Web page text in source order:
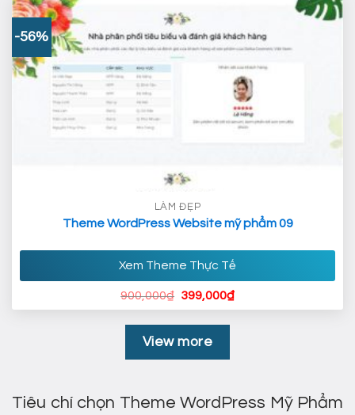
-56%
LÀM ĐẸP
Theme WordPress Website mỹ phẩm 09
Xem Theme Thực Tế
900,000₫ Giá
399,000₫Giá
View more
Tiêu chí chọn Theme WordPress Mỹ Phẩm